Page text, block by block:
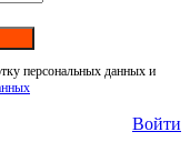
персональных данных и
Войти